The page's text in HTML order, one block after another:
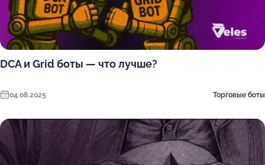
DCA и Grid боты — что лучше?
04.08.2025 Торговые боты